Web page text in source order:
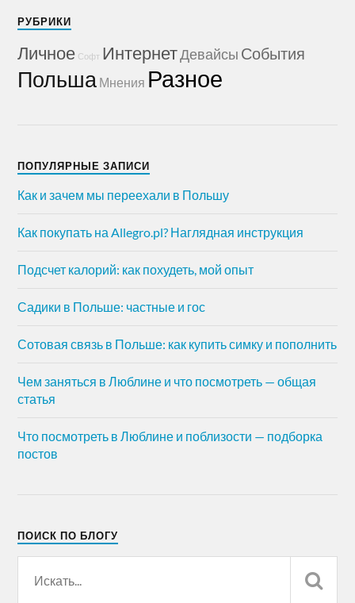
РУБРИКИ
Личное Софт ИнтернетДевайсы События
Польша Мнения Разное
ПОПУЛЯРНЫЕ ЗАПИСИ
Как и зачем мы переехали в Польшу
Как покупать на Allegro.pl? Наглядная инструкция
Подсчет калорий: как похудеть, мой опыт
Садики в Польше: частные и гос
Сотовая связь в Польше: как купить симку и пополнить
Чем заняться в Люблине и что посмотреть — общая
статья
Что посмотреть в Люблине и поблизости — подборка
постов
ПОИСК ПО БЛОГУ